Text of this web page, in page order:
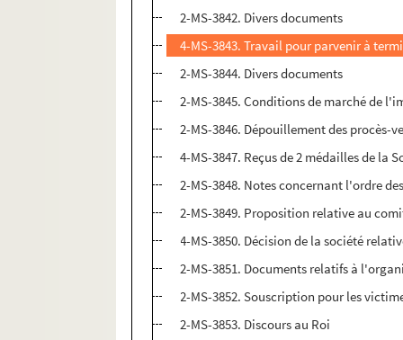
2-MS-3842. Divers documents
4-MS-3843. Travail pour parvenir à
2-MS-3844. Divers documents
2-MS-3845. Conditions de marché de
2-MS-3846. Dépouillement des procès-
4-MS-3847. Reçus de 2 médailles de la
2-MS-3848. Notes concernant l'ordre
2-MS-3849. Proposition relative au
4-MS-3850. Décision de la société
2-MS-3851. Documents relatifs à
2-MS-3852. Souscription pour les
2-MS-3853. Discours au Roi